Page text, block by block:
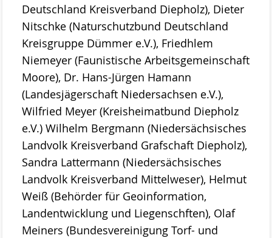
Deutschland Kreisverband Diepholz), Dieter
Nitschke (Naturschutzbund Deutschland
Kreisgruppe Dümmer e.V.), Friedhlem
Niemeyer (Faunistische Arbeitsgemeinschaft
Moore), Dr. Hans-Jürgen Hamann
(Landesjägerschaft Niedersachsen e.V.),
Wilfried Meyer (Kreisheimatbund Diepholz
e.V.) Wilhelm Bergmann (Niedersächsisches
Landvolk Kreisverband Grafschaft Diepholz),
Sandra Lattermann (Niedersächsisches
Landvolk Kreisverband Mittelweser), Helmut
Weiß (Behörder für Geoinformation,
Landentwicklung und Liegenschften), Olaf
Meiners (Bundesvereinigung Torf- und